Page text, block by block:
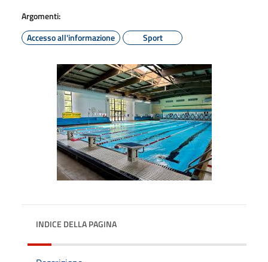
Argomenti:
Accesso all'informazione
Sport
INDICE DELLA PAGINA